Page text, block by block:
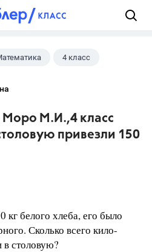
4 класс
Моро М.И.,4 класс
привезли 150
кг белого хлеба, его было
Сколько всего кило-
в столовую?